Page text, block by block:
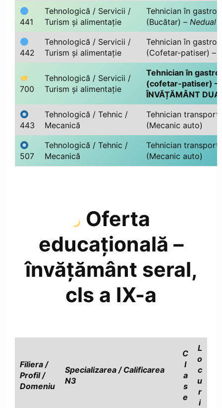
441
Tehnologică / Servicii /
Turism și alimentație
Tehnician în
(Bucătar) – Nedual
442
Tehnologică / Servicii /
Turism și alimentație
Tehnician în
(Cofetar-patiser) –
700
Tehnologică / Servicii /
Turism și alimentație
Tehnician în
(cofetar-patiser) –
ÎNVĂȚĂMÂNT
443
Tehnologică / Tehnic /
Mecanică
Tehnician
(Mecanic auto)
507
Tehnologică / Tehnic /
Mecanică
Tehnician
(Mecanic auto)
Oferta
educațională –
învățământ seral,
cls a IX-a
Filiera /
Profil /
Domeniu
Specializarea / Calificarea
N3
C
l
a
s
e
L
o
c
u
r
i